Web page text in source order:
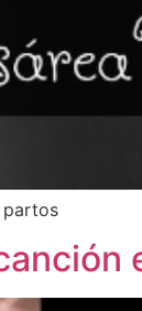
partos